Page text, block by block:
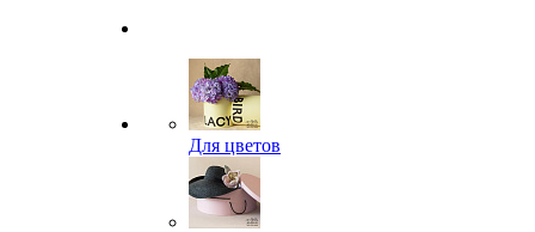
Для цветов